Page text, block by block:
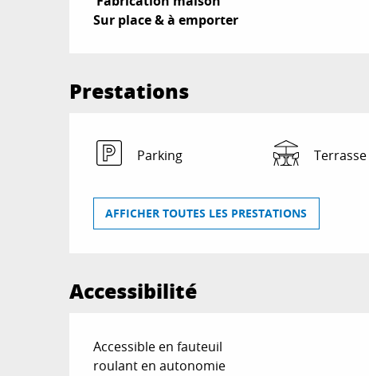
Sur place & à emporter
Prestations
Parking Terrasse
AFFICHER TOUTES LES PRESTATIONS
Accessibilité
Accessible en fauteuil
roulant en autonomie